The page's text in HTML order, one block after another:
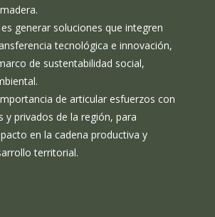
generar soluciones que integren
tecnológica e innovación,
de sustentabilidad social,
de articular esfuerzos con
y privados de la región, para
en la cadena productiva y
territorial.